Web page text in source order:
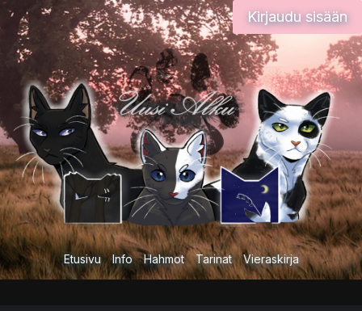
Siirry
sisältöön
Kirjaudu sisään
Etusivu Info Hahmot Tarinat Vieraskirja